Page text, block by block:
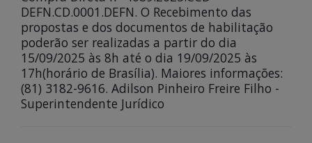
DEFN.CD.0001.DEFN. O Recebimento das
propostas e dos documentos de habilitação
poderão ser realizadas a partir do dia
15/09/2025 às 8h até o dia 19/09/2025 às
17h(horário de Brasília). Maiores informações:
(81) 3182-9616. Adilson Pinheiro Freire Filho -
Superintendente Jurídico